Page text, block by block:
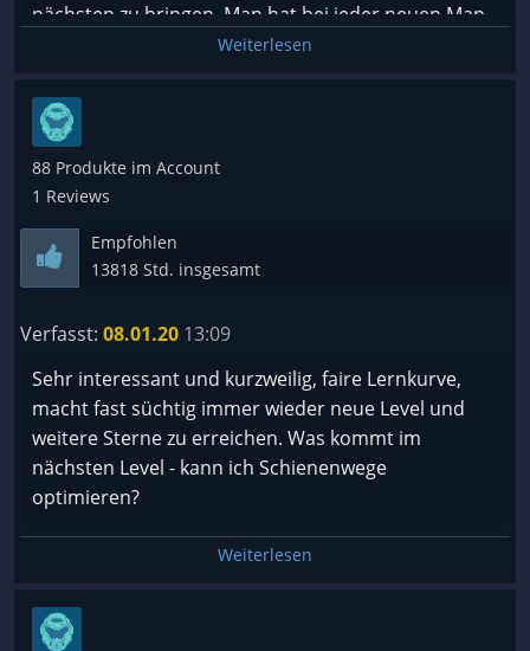
nächsten zu bringen. Man hat bei jeder neuen Map
ein Startgeld zur Verfügung mit dem man arbeiten
muss. So kann man dann seine Strecken, Brücken
usw. platzieren um so voranzukommen. Jedes Level
kann man mit bis zu 5 Sternen abschließen, dabei
zählen unterschiedlichste Mission wie
beispielsweise alle Ressourcen von A -> B zu bringen
anderen Zügen zu verursachen.
Das Gameplay ist super simpel und leicht
verständlich.
Positives / Negatives
+Keine Bugs o.ä. gefunden
+Keine Grafikfehler
Weiterlesen
88 Produkte im Account
1 Reviews
Empfohlen
13818 Std. insgesamt
Verfasst: 08.01.20 13:09
Sehr interessant und kurzweilig, faire Lernkurve,
macht fast süchtig immer wieder neue Level und
weitere Sterne zu erreichen. Was kommt im
nächsten Level - kann ich Schienenwege
optimieren?
Weiterlesen